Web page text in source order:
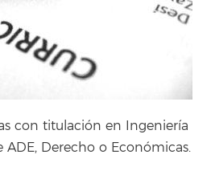
con titulación en Ingeniería
ADE, Derecho o Económicas.